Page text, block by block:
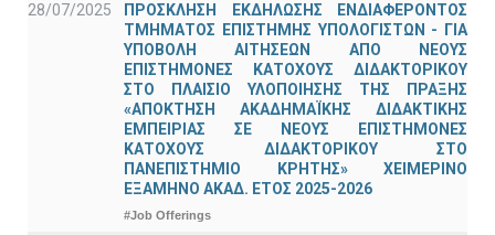
28/07/2025
ΠΡΟΣΚΛΗΣΗ ΕΚΔΗΛΩΣΗΣ ΕΝΔΙΑΦΕΡΟΝΤΟΣ
ΤΜΗΜΑΤΟΣ ΕΠΙΣΤΗΜΗΣ ΥΠΟΛΟΓΙΣΤΩΝ - ΓΙΑ
ΥΠΟΒΟΛΗ ΑΙΤΗΣΕΩΝ ΑΠΟ ΝΕΟΥΣ
ΕΠΙΣΤΗΜΟΝΕΣ ΚΑΤΟΧΟΥΣ ΔΙΔΑΚΤΟΡΙΚΟΥ
ΣΤΟ ΠΛΑΙΣΙΟ ΥΛΟΠΟΙΗΣΗΣ ΤΗΣ ΠΡΑΞΗΣ
«ΑΠΟΚΤΗΣΗ ΑΚΑΔΗΜΑΪΚΗΣ ΔΙΔΑΚΤΙΚΗΣ
ΕΜΠΕΙΡΙΑΣ ΣΕ ΝΕΟΥΣ ΕΠΙΣΤΗΜΟΝΕΣ
ΚΑΤΟΧΟΥΣ ΔΙΔΑΚΤΟΡΙΚΟΥ ΣΤΟ
ΠΑΝΕΠΙΣΤΗΜΙΟ ΚΡΗΤΗΣ» ΧΕΙΜΕΡΙΝΟ
ΕΞΑΜΗΝΟ ΑΚΑΔ. ΕΤΟΣ 2025-2026
#Job Offerings